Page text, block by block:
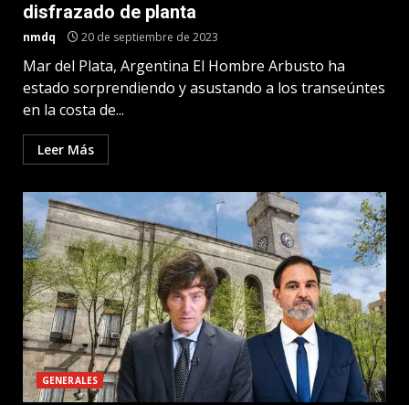
disfrazado de planta
nmdq 20 de septiembre de 2023
Mar del Plata, Argentina El Hombre Arbusto ha
estado sorprendiendo y asustando a los transeúntes
en la costa de...
Leer Más
GENERALES